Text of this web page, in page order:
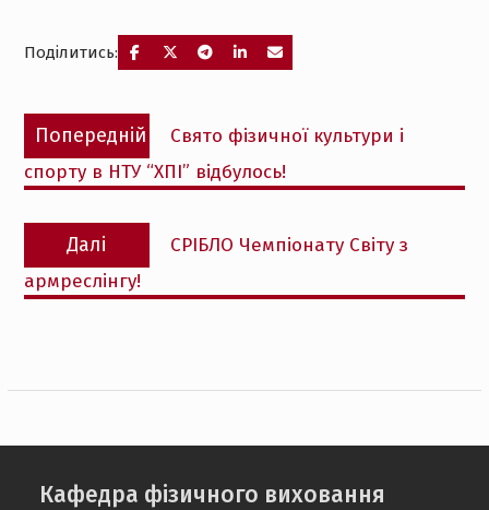
Поділитись:
Навігація
записів
Попередній
Попередній
Свято фізичної культури і
спорту в НТУ “ХПІ” відбулось!
Далі
Наступний
СРІБЛО Чемпіонату Світу з
армреслінгу!
Кафедра фізичного виховання